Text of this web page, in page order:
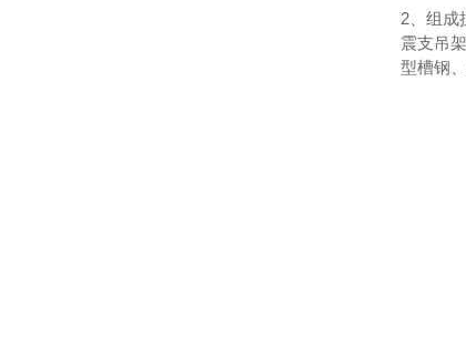
2 、组
震支吊
型槽钢